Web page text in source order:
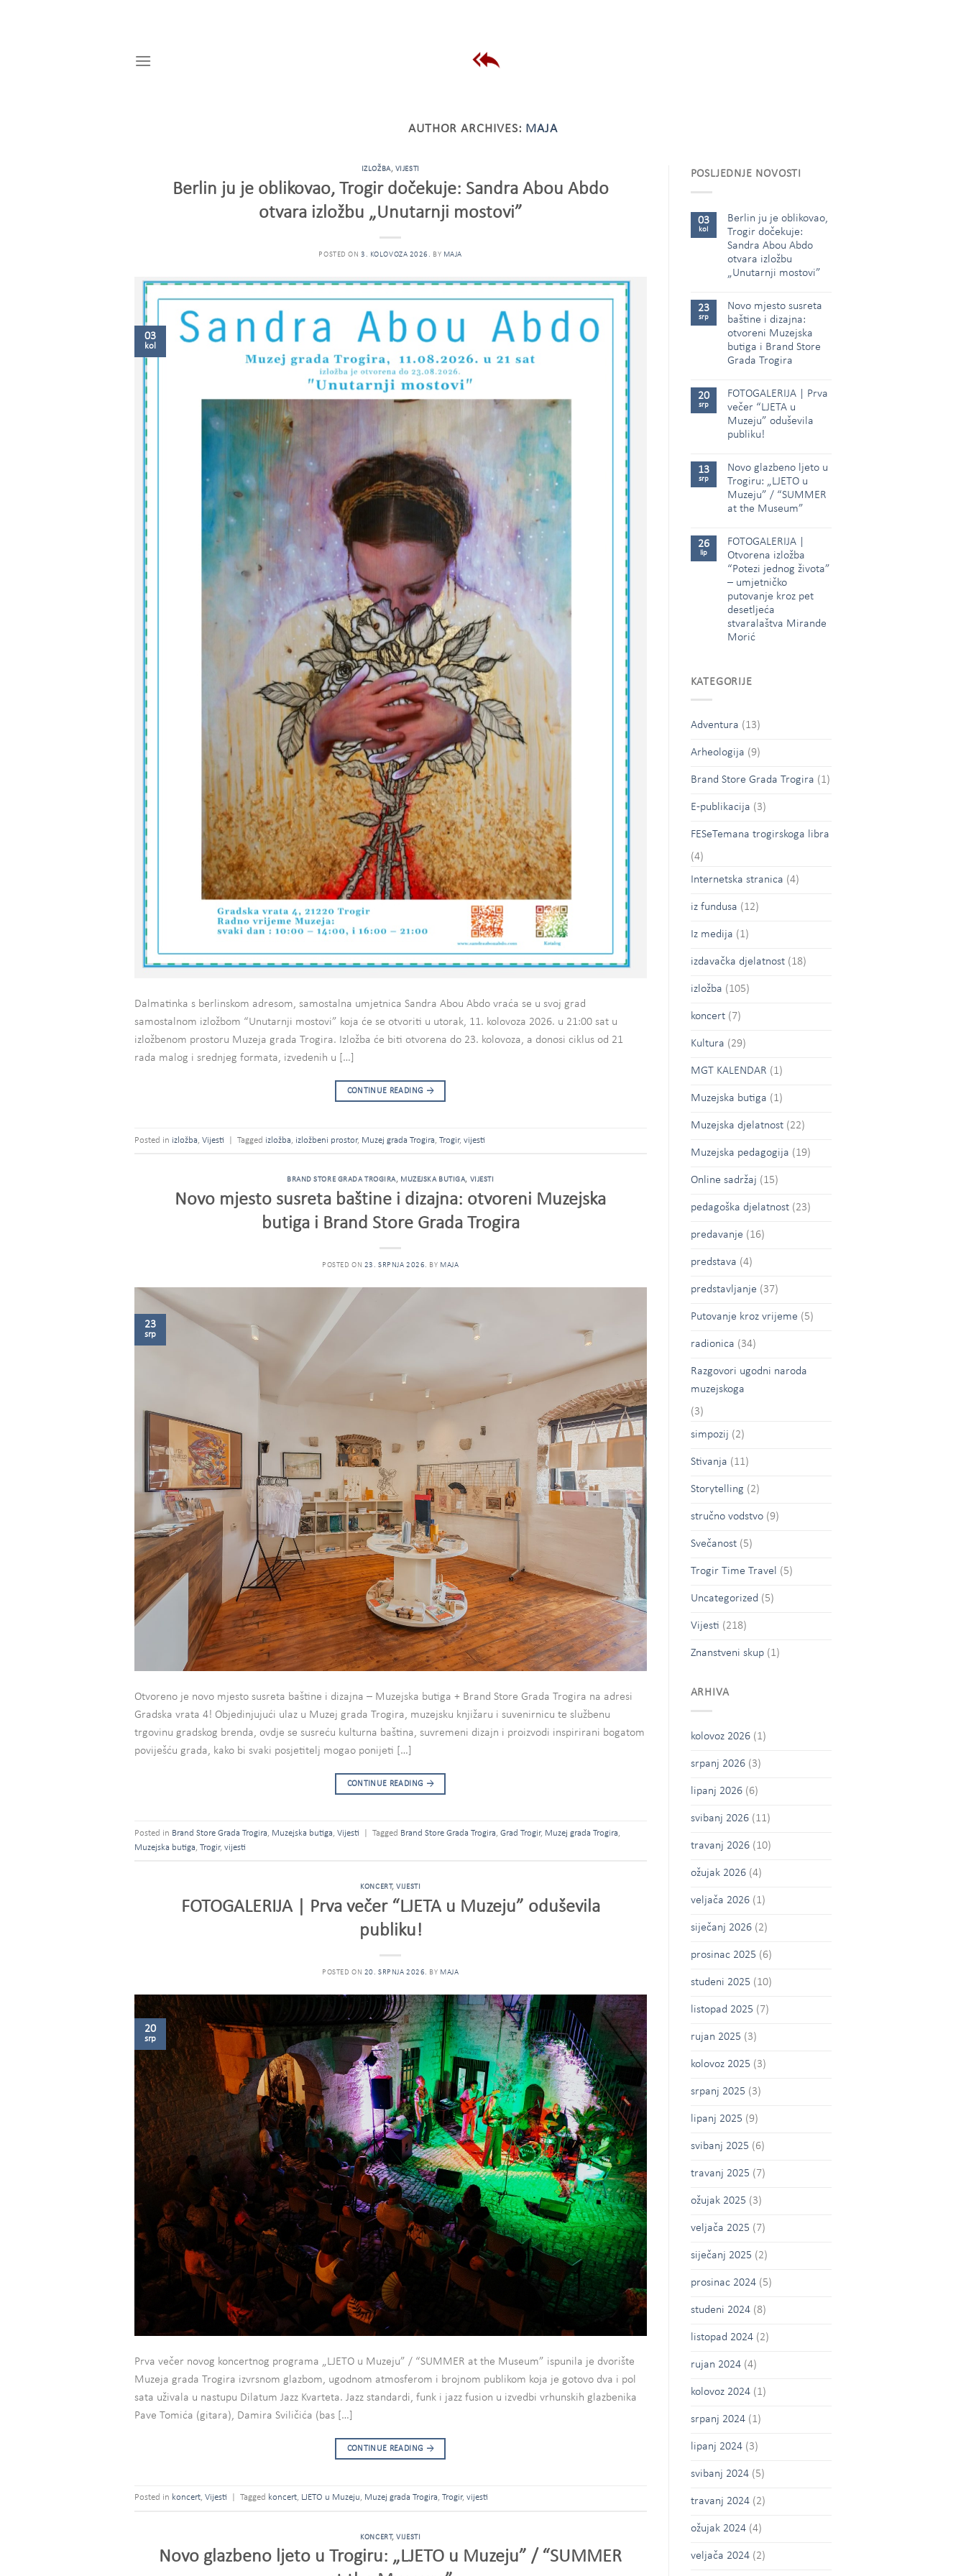
AUTHOR ARCHIVES: MAJA
IZLOŽBA, VIJESTI
Berlin ju je oblikovao, Trogir dočekuje: Sandra Abou Abdo
otvara izložbu „Unutarnji mostovi”
POSTED ON3. KOLOVOZA 2026. BY MAJA
03
kol
Dalmatinka s berlinskom adresom, samostalna umjetnica Sandra Abou Abdo vraća se u svoj grad
samostalnom izložbom “Unutarnji mostovi” koja će se otvoriti u utorak, 11. kolovoza 2026. u 21:00 sat u
izložbenom prostoru Muzeja grada Trogira. Izložba će biti otvorena do 23. kolovoza, a donosi ciklus od 21
rada malog i srednjeg formata, izvedenih u […]
CONTINUE READING →
Posted in izložba Vijesti Tagged izložba izložbeni prostor, Muzej grada Trogira Trogir, vijesti
BRAND STORE GRADA TROGIRA, MUZEJSKA BUTIGA, VIJESTI
Novo mjesto susreta baštine i dizajna: otvoreni Muzejska
butiga i Brand Store Grada Trogira
POSTED ON 23. SRPNJA 2026. BY MAJA
23
srp
Otvoreno je novo mjesto susreta baštine i dizajna – Muzejska butiga + Brand Store Grada Trogira na adresi
Gradska vrata 4! Objedinjujući ulaz u Muzej grada Trogira, muzejsku knjižaru i suvenirnicu te službenu
trgovinu gradskog brenda, ovdje se susreću kulturna baština, suvremeni dizajn i proizvodi inspirirani bogatom
poviješću grada, kako bi svaki posjetitelj mogao ponijeti […]
CONTINUE READING →
Posted in Brand Store Grada Trogira Muzejska butiga Vijesti Tagged Brand Store Grada Trogira Grad Trogir, Muzej grada Trogira
Muzejska butiga Trogir, vijesti
KONCERT,VIJESTI
FOTOGALERIJA | Prva večer “LJETA u Muzeju” oduševila
publiku!
POSTED ON 20. SRPNJA 2026. BY MAJA
20
srp
Prva večer novog koncertnog programa „LJETO u Muzeju” / “SUMMER at the Museum” ispunila je dvorište
Muzeja grada Trogira izvrsnom glazbom, ugodnom atmosferom i brojnom publikom koja je gotovo dva i pol
sata uživala u nastupu Dilatum Jazz Kvarteta. Jazz standardi, funk i jazz fusion u izvedbi vrhunskih glazbenika
Pave Tomića (gitara), Damira Sviličića (bas […]
CONTINUE READING →
Posted in koncert, Vijesti Tagged koncert, LJETO u Muzeju, Muzej grada Trogira, Trogir, vijesti
KONCERT,VIJESTI
Novo glazbeno ljeto u Trogiru: „LJETO u Muzeju” / “SUMMER
POSLJEDNJE NOVOSTI
03
kol
Berlin ju je oblikovao,
Trogir dočekuje:
Sandra Abou Abdo
otvara izložbu
„Unutarnji mostovi”
23
srp
Novo mjesto susreta
baštine i dizajna:
otvoreni Muzejska
butiga i Brand Store
Grada Trogira
20
srp
FOTOGALERIJA | Prva
večer “LJETA u
Muzeju” oduševila
publiku!
13
srp
Novo glazbeno ljeto u
Trogiru: „LJETO u
Muzeju” / “SUMMER
at the Museum”
26
lip
FOTOGALERIJA |
Otvorena izložba
“Potezi jednog života”
– umjetničko
putovanje kroz pet
desetljeća
stvaralaštva Mirande
Morić
KATEGORIJE
Adventura (13)
Arheologija (9)
Brand Store Grada Trogira (1)
E-publikacija (3)
FESeTemana trogirskoga libra
(4)
Internetska stranica (4)
iz fundusa (12)
Iz medija (1)
izdavačka djelatnost(18)
izložba (105)
koncert(7)
Kultura (29)
MGT KALENDAR (1)
Muzejska butiga (1)
Muzejska djelatnost(22)
Muzejska pedagogija (19)
Online sadržaj (15)
pedagoška djelatnost(23)
predavanje (16)
predstava (4)
predstavljanje (37)
Putovanje kroz vrijeme (5)
radionica (34)
Razgovori ugodni naroda
muzejskoga
(3)
simpozij (2)
Stivanja (11)
Storytelling (2)
stručno vodstvo(9)
Svečanost(5)
Trogir Time Travel (5)
Uncategorized (5)
Vijesti (218)
Znanstveni skup(1)
ARHIVA
kolovoz 2026(1)
srpanj 2026(3)
lipanj 2026(6)
svibanj 2026(11)
travanj 2026(10)
ožujak 2026(4)
veljača 2026(1)
siječanj 2026(2)
prosinac 2025 (6)
studeni 2025 (10)
listopad 2025 (7)
rujan 2025 (3)
kolovoz 2025 (3)
srpanj 2025 (3)
lipanj 2025 (9)
svibanj 2025 (6)
travanj 2025 (7)
ožujak 2025 (3)
veljača 2025 (7)
siječanj 2025 (2)
prosinac 2024(5)
studeni 2024(8)
listopad 2024(2)
rujan 2024(4)
kolovoz 2024(1)
srpanj 2024(1)
lipanj 2024(3)
svibanj 2024(5)
travanj 2024(2)
ožujak 2024(4)
veljača 2024(2)